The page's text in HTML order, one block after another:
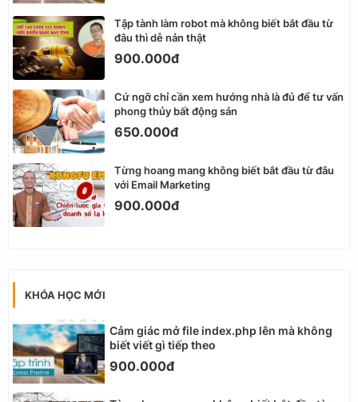
Tập tành làm robot mà không biết bắt đầu từ
đâu thì dễ nản thật
900.000đ
Cứ ngỡ chỉ cần xem hướng nhà là đủ để tư vấn
phong thủy bất động sản
650.000đ
Từng hoang mang không biết bắt đầu từ đâu
với Email Marketing
900.000đ
KHÓA HỌC MỚI
Cảm giác mở file index.php lên mà không
biết viết gì tiếp theo
900.000đ